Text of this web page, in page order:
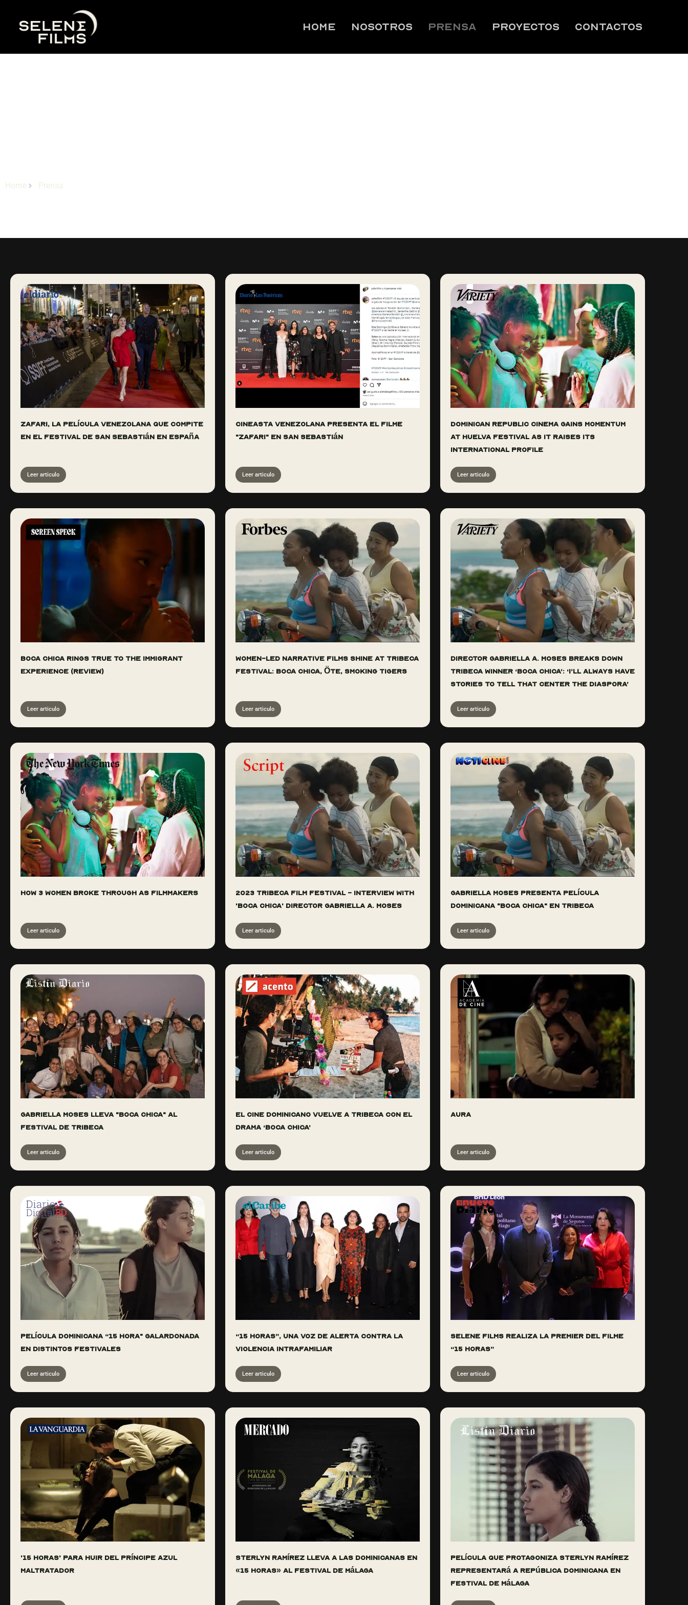
HOME NOSOTROS PRENSA PROYECTOS CONTACTOS
Home Prensa
Zafari, la película venezolana que compite
en el Festival de San Sebastián en España
Leer articulo
Cineasta venezolana presenta el filme
"Zafari" en San Sebastián
Leer articulo
Dominican Republic Cinema Gains Momentum
at Huelva Festival As It Raises Its
International Profile
Leer articulo
BOCA CHICA RINGS TRUE TO THE IMMIGRANT
EXPERIENCE (REVIEW)
Leer articulo
Women-Led Narrative Films Shine At Tribeca
Festival: Boca Chica, Öte, Smoking Tigers
Leer articulo
Director Gabriella A. Moses Breaks Down
Tribeca Winner ‘Boca Chica’: ‘I’ll Always Have
Stories to Tell That Center the Diaspora’
Leer articulo
How 3 Women Broke Through as Filmmakers
Leer articulo
2023 Tribeca Film Festival - Interview with
'Boca Chica' Director Gabriella A. Moses
Leer articulo
Gabriella Moses presenta película
dominicana "Boca Chica" en Tribeca
Leer articulo
Gabriella Moses lleva "Boca Chica" al
Festival de Tribeca
Leer articulo
El cine dominicano vuelve a Tribeca con el
drama ‘Boca Chica’
Leer articulo
AURA
Leer articulo
Película dominicana “15 Hora" galardonada
en distintos festivales
Leer articulo
“15 Horas”, una voz de alerta contra la
violencia intrafamiliar
Leer articulo
Selene Films realiza la premier del filme
“15 Horas”
Leer articulo
'15 horas' para huir del príncipe azul
maltratador
Sterlyn Ramírez lleva a las dominicanas en
«15 horas» al Festival de Málaga
Película que protagoniza Sterlyn Ramírez
representará a República Dominicana en
Festival de Málaga